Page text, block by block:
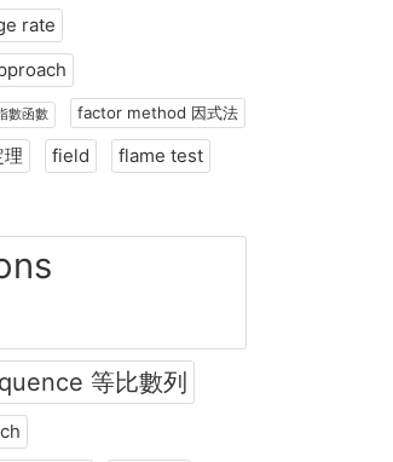
rate
數函數 factor method 因式法
field flame test
等比數列